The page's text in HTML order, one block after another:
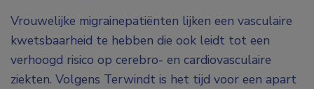
Vrouwelijke migrainepatiënten lijken een vasculaire
kwetsbaarheid te hebben die ook leidt tot een
verhoogd risico op cerebro- en cardiovasculaire
ziekten. Volgens Terwindt is het tijd voor een apart